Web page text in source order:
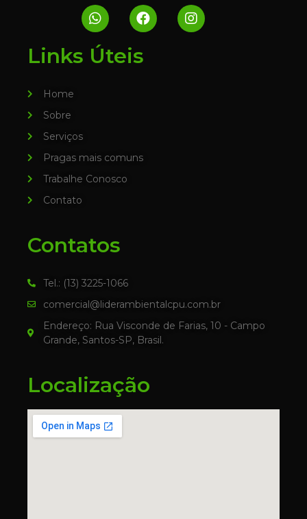
Links Úteis
Home
Sobre
Serviços
Pragas mais comuns
Trabalhe Conosco
Contato
Contatos
Tel.: (13) 3225-1066
comercial@liderambientalcpu.com.br
Endereço: Rua Visconde de Farias, 10 - Campo
Grande, Santos-SP, Brasil.
Localização